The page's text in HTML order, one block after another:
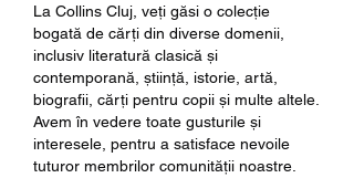
La Collins Cluj, veți găsi o colecție
bogată de cărți din diverse domenii,
inclusiv literatură clasică și
contemporană, știință, istorie, artă,
biografii, cărți pentru copii și multe altele.
Avem în vedere toate gusturile și
interesele, pentru a satisface nevoile
tuturor membrilor comunității noastre.